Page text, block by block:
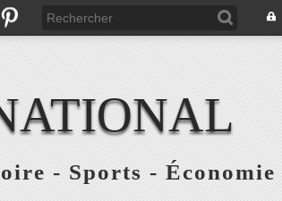
- Sports - Économie